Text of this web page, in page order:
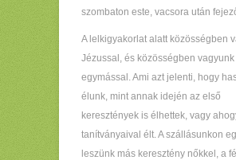
szombaton este, vacsora után
A lelkigyakorlat alatt közösségben
Jézussal, és közösségben vagyunk
egymással. Ami azt jelenti, hogy
élunk, mint annak idején az első
keresztények is élhettek, vagy
tanítványaival élt. A szállásunkon
leszünk más keresztény nőkkel, a